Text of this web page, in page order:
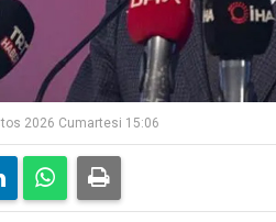
2026 Cumartesi 15:06